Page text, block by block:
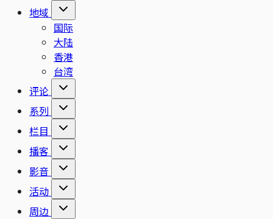
地域
国际
大陆
香港
台湾
评论
系列
栏目
播客
影音
活动
周边